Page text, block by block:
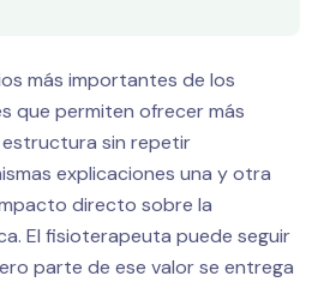
más importantes de los
que permiten ofrecer más
sin repetir
explicaciones una y otra
directo sobre la
El fisioterapeuta puede seguir
parte de ese valor se entrega